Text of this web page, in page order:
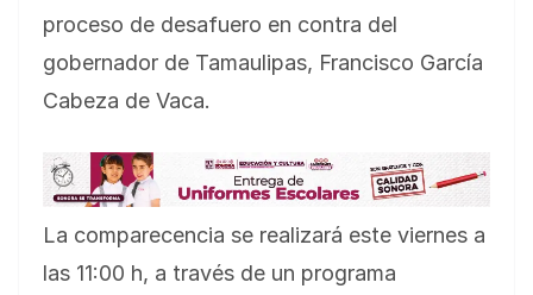
proceso de desafuero en contra del
gobernador de Tamaulipas, Francisco García
Cabeza de Vaca.
La comparecencia se realizará este viernes a
las 11:00 h, a través de un programa